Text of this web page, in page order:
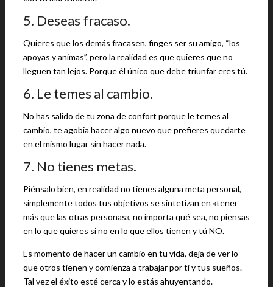
5. Deseas fracaso.
Quieres que los demás fracasen, finges ser su amigo, “los
apoyas y animas”, pero la realidad es que quieres que no
lleguen tan lejos. Porque él único que debe triunfar eres tú.
6. Le temes al cambio.
No has salido de tu zona de confort porque le temes al
cambio, te agobia hacer algo nuevo que prefieres quedarte
en el mismo lugar sin hacer nada.
7. No tienes metas.
Piénsalo bien, en realidad no tienes alguna meta personal,
simplemente todos tus objetivos se sintetizan en «tener
más que las otras personas», no importa qué sea, no piensas
en lo que quieres si no en lo que ellos tienen y tú NO.
Es momento de hacer un cambio en tu vida, deja de ver lo
que otros tienen y comienza a trabajar por ti y tus sueños.
Tal vez el éxito esté cerca y lo estás ahuyentando.